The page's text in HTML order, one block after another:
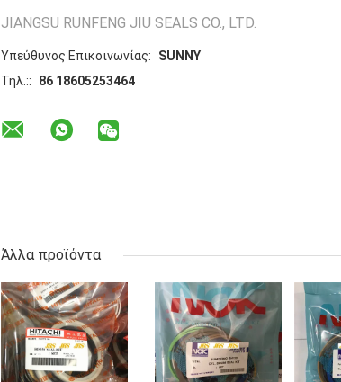
JIANGSU RUNFENG JIU SEALS CO., LTD.
Υπεύθυνος Επικοινωνίας:
SUNNY
Τηλ.::
86 18605253464
Άλλα προϊόντα